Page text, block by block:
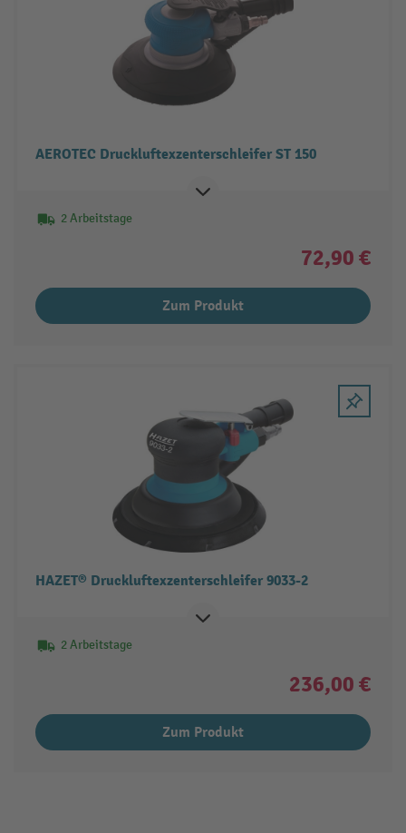
AEROTEC Druckluftexzenterschleifer ST 150
2 Arbeitstage
72,90 €
Zum Produkt
HAZET® Druckluftexzenterschleifer 9033-2
2 Arbeitstage
236,00 €
Zum Produkt